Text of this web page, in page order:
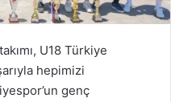
U18 Türkiye
hepimizi
genç